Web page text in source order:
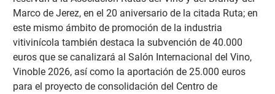
Marco de Jerez, en el 20 aniversario de la citada Ruta; en
este mismo ámbito de promoción de la industria
vitivinícola también destaca la subvención de 40.000
euros que se canalizará al Salón Internacional del Vino,
Vinoble 2026, así como la aportación de 25.000 euros
para el proyecto de consolidación del Centro de